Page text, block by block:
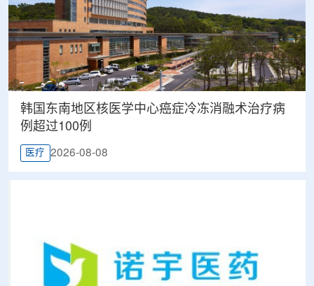
韩国东南地区核医学中心癌症冷冻消融术治疗病
例超过100例
医疗 2026-08-08